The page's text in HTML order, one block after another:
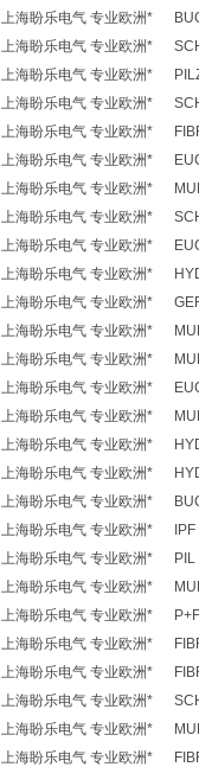
上海盼乐电气 专业欧洲*
上海盼乐电气 专业欧洲*
上海盼乐电气 专业欧洲*
上海盼乐电气 专业欧洲*
上海盼乐电气 专业欧洲*
上海盼乐电气 专业欧洲*
上海盼乐电气 专业欧洲*
上海盼乐电气 专业欧洲*
上海盼乐电气 专业欧洲*
上海盼乐电气 专业欧洲*
上海盼乐电气 专业欧洲*
上海盼乐电气 专业欧洲*
上海盼乐电气 专业欧洲*
上海盼乐电气 专业欧洲*
上海盼乐电气 专业欧洲*
上海盼乐电气 专业欧洲*
上海盼乐电气 专业欧洲*
上海盼乐电气 专业欧洲*
上海盼乐电气 专业欧洲* IPF
上海盼乐电气 专业欧洲* PIL
上海盼乐电气 专业欧洲*
上海盼乐电气 专业欧洲*
上海盼乐电气 专业欧洲*
上海盼乐电气 专业欧洲*
上海盼乐电气 专业欧洲*
上海盼乐电气 专业欧洲*
上海盼乐电气 专业欧洲*